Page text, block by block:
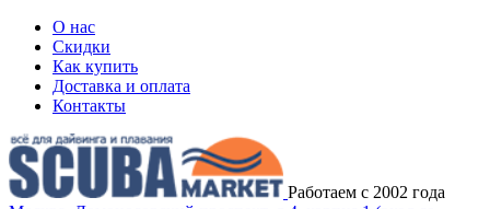
О нас
Скидки
Как купить
Доставка и оплата
Контакты
Работаем с 2002 года